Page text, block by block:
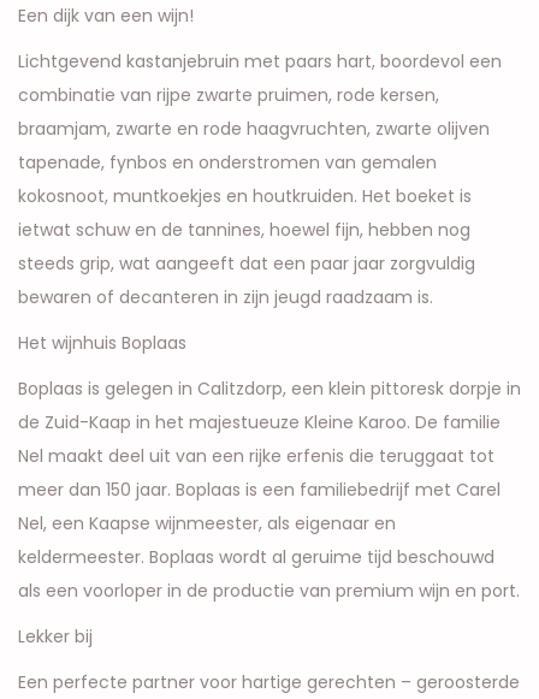
Een dijk van een wijn!
Lichtgevend kastanjebruin met paars hart, boordevol een
combinatie van rijpe zwarte pruimen, rode kersen,
braamjam, zwarte en rode haagvruchten, zwarte olijven
tapenade, fynbos en onderstromen van gemalen
kokosnoot, muntkoekjes en houtkruiden. Het boeket is
ietwat schuw en de tannines, hoewel fijn, hebben nog
steeds grip, wat aangeeft dat een paar jaar zorgvuldig
bewaren of decanteren in zijn jeugd raadzaam is.
Het wijnhuis Boplaas
Boplaas is gelegen in Calitzdorp, een klein pittoresk dorpje in
de Zuid-Kaap in het majestueuze Kleine Karoo. De familie
Nel maakt deel uit van een rijke erfenis die teruggaat tot
meer dan 150 jaar. Boplaas is een familiebedrijf met Carel
Nel, een Kaapse wijnmeester, als eigenaar en
keldermeester. Boplaas wordt al geruime tijd beschouwd
als een voorloper in de productie van premium wijn en port.
Lekker bij
Een perfecte partner voor hartige gerechten – geroosterde